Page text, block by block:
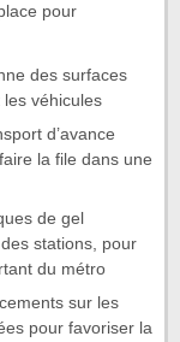
pour
des surfaces
véhicules
d’avance
la file dans une
de gel
stations, pour
du métro
sur les
pour favoriser la